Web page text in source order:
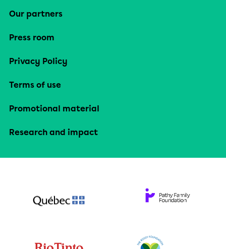
Our partners
Press room
Privacy Policy
Terms of use
Promotional material
Research and impact